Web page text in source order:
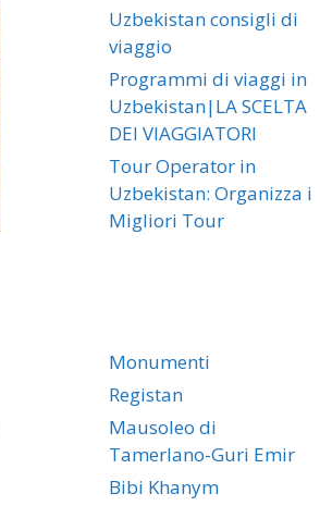
Uzbekistan consigli di
viaggio
Programmi di viaggi in
Uzbekistan|LA SCELTA
DEI VIAGGIATORI
Tour Operator in
Uzbekistan: Organizza i
Migliori Tour
Monumenti
Registan
Mausoleo di
Tamerlano-Guri Emir
Bibi Khanym